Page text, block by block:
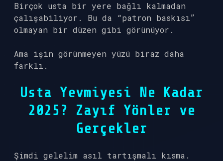
Birçok usta bir yere bağlı kalmadan
çalışabiliyor. Bu da “patron baskısı”
olmayan bir düzen gibi görünüyor.
Ama işin görünmeyen yüzü biraz daha
farklı.
Usta Yevmiyesi Ne Kadar
2025? Zayıf Yönler ve
Gerçekler
Şimdi gelelim asıl tartışmalı kısma.